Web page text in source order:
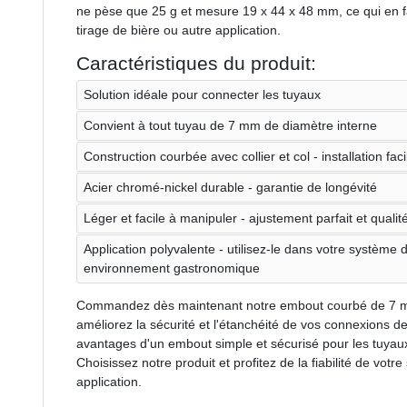
ne pèse que 25 g et mesure 19 x 44 x 48 mm, ce qui
tirage de bière ou autre application.
Caractéristiques du produit:
Solution idéale pour connecter les tuyaux
Convient à tout tuyau de 7 mm de diamètre interne
Construction courbée avec collier et col - installation
Acier chromé-nickel durable - garantie de longévité
Léger et facile à manipuler - ajustement parfait et
Application polyvalente - utilisez-le dans votre système
environnement gastronomique
Commandez dès maintenant notre embout courbé de 7
améliorez la sécurité et l'étanchéité de vos connexions
avantages d'un embout simple et sécurisé pour les
Choisissez notre produit et profitez de la fiabilité de
application.